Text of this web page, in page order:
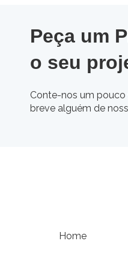
Peça um
o seu
Conte-nos um
breve alguém de
Home